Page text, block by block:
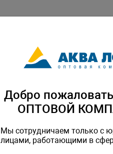
Добро
ОПТОВОЙ
Мы сотрудничаем только с
лицами, работающими в